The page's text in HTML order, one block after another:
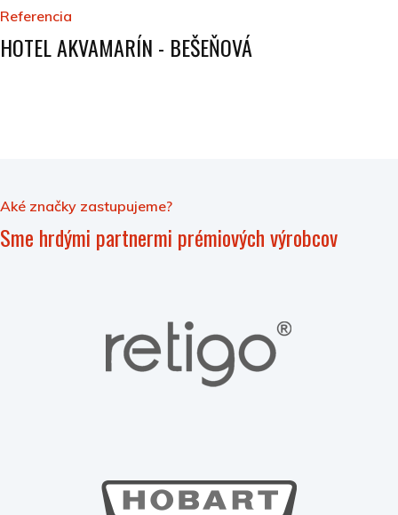
Referencia
HOTEL AKVAMARÍN - BEŠEŇOVÁ
Aké značky zastupujeme?
Sme hrdými partnermi prémiových výrobcov